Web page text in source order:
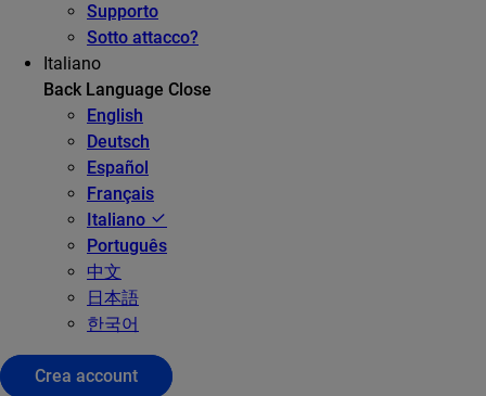
Supporto
Sotto attacco?
Italiano
Back Language Close
English
Deutsch
Español
Français
Italiano
Português
中文
日本語
한국어
Crea account